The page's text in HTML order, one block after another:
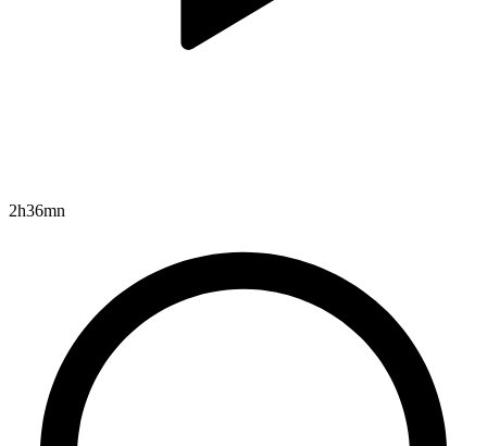
2h36mn